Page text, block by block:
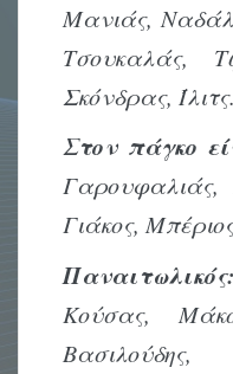
Μανιάς,
Τσουκαλάς,
Σκόνδρας, Ίλιτς.
Στον πάγκο
Γαρουφαλιάς,
Γιάκος,
Παναιτωλικός:
Κούσας,